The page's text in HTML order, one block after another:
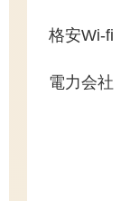
格安Wi-fi
電力会社